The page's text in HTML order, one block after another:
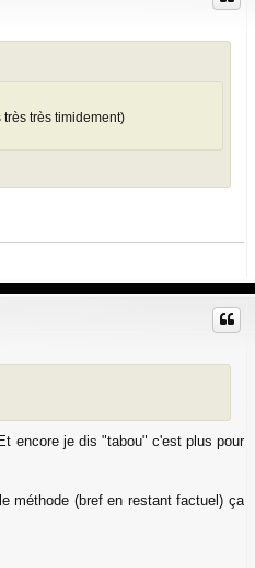
très timidement)
encore je dis "tabou" c'est plus pour
méthode (bref en restant factuel) ça